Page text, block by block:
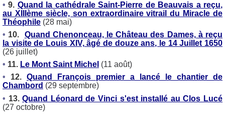
• 9. Quand la cathédrale Saint-Pierre de Beauvais a reçu,
au XIIIème siècle, son extraordinaire vitrail du Miracle de
Théophile (28 mai)
• 10.
Quand Chenonceau, le Château des Dames, à reçu
la visite de Louis XIV, âgé de douze ans, le 14 Juillet 1650
(26 juillet)
• 11. Le Mont Saint Michel (11 août)
•
12. Quand François premier a lancé le chantier de
Chambord (29 septembre)
• 13. Quand Léonard de Vinci s'est installé au Clos Lucé
(27 octobre)